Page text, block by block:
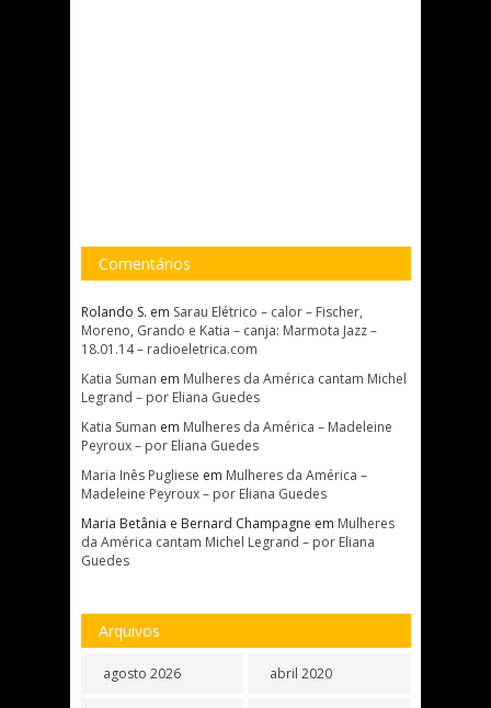
Comentários
Rolando S. em Sarau Elétrico – calor – Fischer,
Moreno, Grando e Katia – canja: Marmota Jazz –
18.01.14 – radioeletrica.com
Katia Suman em Mulheres da América cantam Michel
Legrand – por Eliana Guedes
Katia Suman em Mulheres da América – Madeleine
Peyroux – por Eliana Guedes
Maria Inês Pugliese em Mulheres da América –
Madeleine Peyroux – por Eliana Guedes
Maria Betânia e Bernard Champagne em Mulheres
da América cantam Michel Legrand – por Eliana
Guedes
Arquivos
agosto 2026 abril 2020